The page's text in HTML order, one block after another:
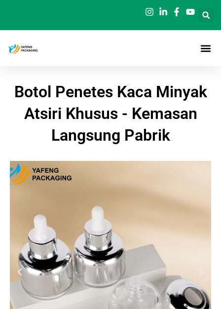
konten
Botol Penetes Kaca Minyak
Atsiri Khusus - Kemasan
Langsung Pabrik